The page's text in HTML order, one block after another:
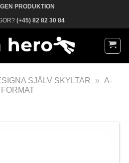
PRODUKTION
(+45) 82 82 30 84
SJÄLV SKYLTAR » A-
FORMAT